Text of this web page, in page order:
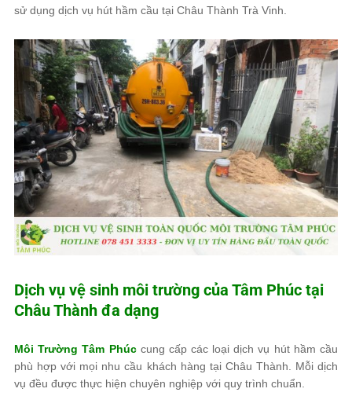
sử dụng dịch vụ hút hầm cầu tại Châu Thành Trà Vinh.
Dịch vụ vệ sinh môi trường của Tâm Phúc tại
Châu Thành đa dạng
Môi Trường Tâm Phúccung cấp các loại dịch vụ hút hầm cầu
phù hợp với mọi nhu cầu khách hàng tại Châu Thành. Mỗi dịch
vụ đều được thực hiện chuyên nghiệp với quy trình chuẩn.